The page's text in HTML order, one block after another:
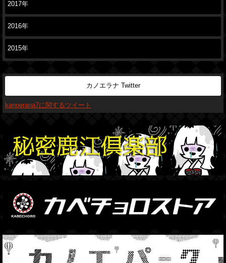
2017年
2016年
2015年
カノエラナ Twitter
kanoerana7に関するツイート